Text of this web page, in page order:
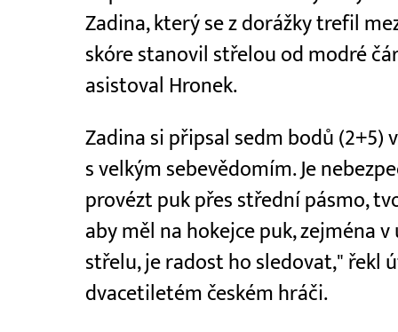
Zadina, který se z dorážky trefil
skóre stanovil střelou od modré
asistoval Hronek.
Zadina si připsal sedm bodů (2+5)
s velkým sebevědomím. Je
provézt puk přes střední pásmo,
aby měl na hokejce puk, zejména
střelu, je radost ho sledovat," řekl
dvacetiletém českém hráči.